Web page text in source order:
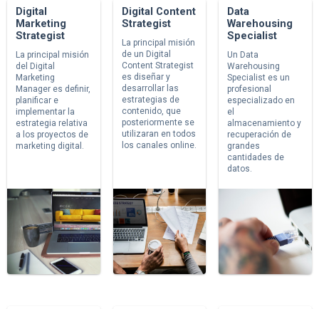
Digital
Marketing
Strategist
La principal misión
del Digital
Marketing
Manager es definir,
planificar e
implementar la
estrategia relativa
a los proyectos de
marketing digital.
Digital Content
Strategist
La principal misión
de un Digital
Content Strategist
es diseñar y
desarrollar las
estrategias de
contenido, que
posteriormente se
utilizaran en todos
los canales online.
Data
Warehousing
Specialist
Un Data
Warehousing
Specialist es un
profesional
especializado en
el
almacenamiento y
recuperación de
grandes
cantidades de
datos.